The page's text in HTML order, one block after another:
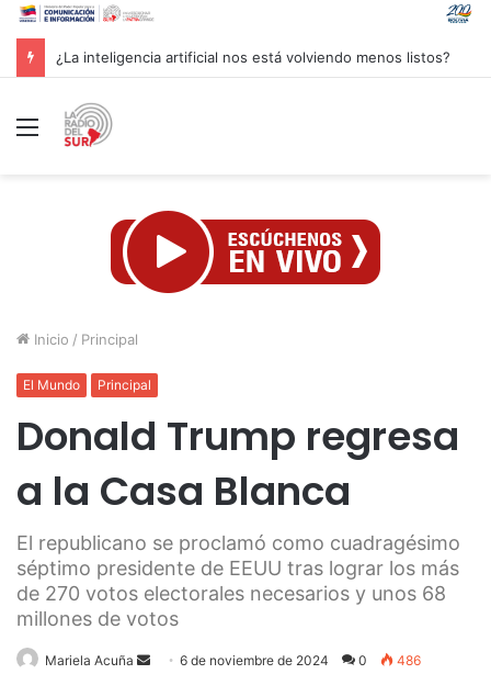
Groenlandia lanza una fuerte advertencia a empresa petrolera vinculada a Trump
Menú
Inicio / Principal
El Mundo Principal
Donald Trump regresa
a la Casa Blanca
El republicano se proclamó como cuadragésimo
séptimo presidente de EEUU tras lograr los más
de 270 votos electorales necesarios y unos 68
millones de votos
Mariela Acuña
Send6 de noviembre de 2024 0 486